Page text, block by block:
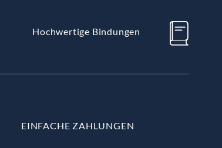
Hochwertige Bindungen
EINFACHE ZAHLUNGEN